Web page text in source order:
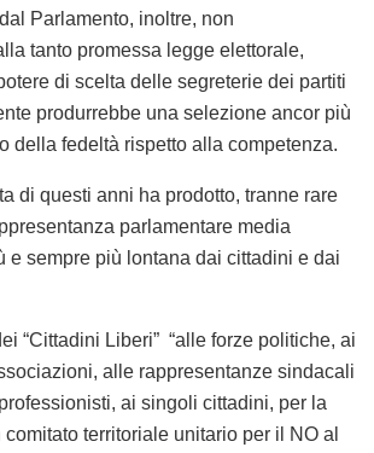
Parlamento, inoltre, non
tanto promessa legge elettorale,
di scelta delle segreterie dei partiti
produrrebbe una selezione ancor più
della fedeltà rispetto alla competenza.
di questi anni ha prodotto, tranne rare
parlamentare media
e sempre più lontana dai cittadini e dai
“Cittadini Liberi” “alle forze politiche, ai
alle rappresentanze sindacali
ai singoli cittadini, per la
territoriale unitario per il NO al